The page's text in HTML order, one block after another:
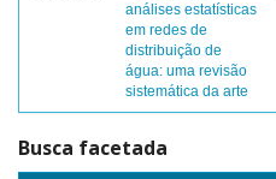
análises estatísticas
em redes de
distribuição de
água: uma revisão
sistemática da arte
Busca facetada